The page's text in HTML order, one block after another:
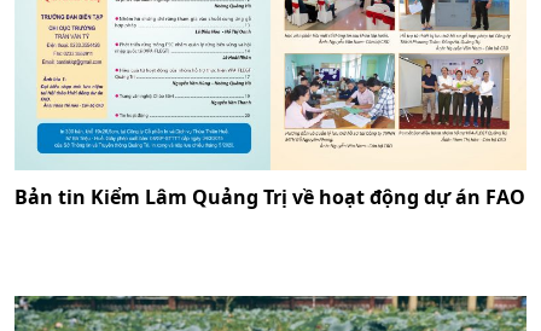
Bản tin Kiểm Lâm Quảng Trị về hoạt động dự án FAO